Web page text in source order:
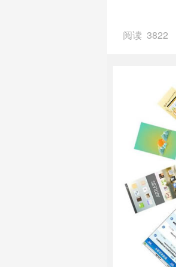
阅读 3822